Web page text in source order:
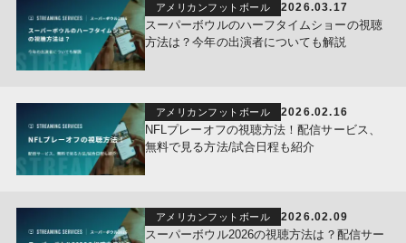
アメリカンフットボール 2026.03.17
スーパーボウルのハーフタイムショーの視聴
方法は？今年の出演者についても解説
アメリカンフットボール 2026.02.16
NFLプレーオフの視聴方法！配信サービス、
無料で見る方法/試合日程も紹介
アメリカンフットボール 2026.02.09
スーパーボウル2026の視聴方法は？配信サー